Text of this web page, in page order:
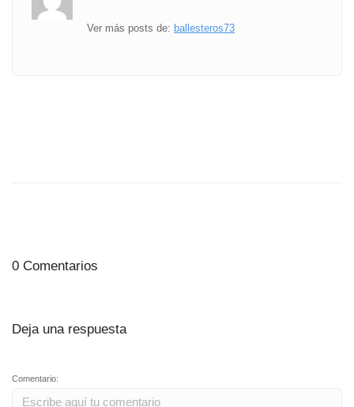
Ver más posts de: ballesteros73
0 Comentarios
Deja una respuesta
Comentario: